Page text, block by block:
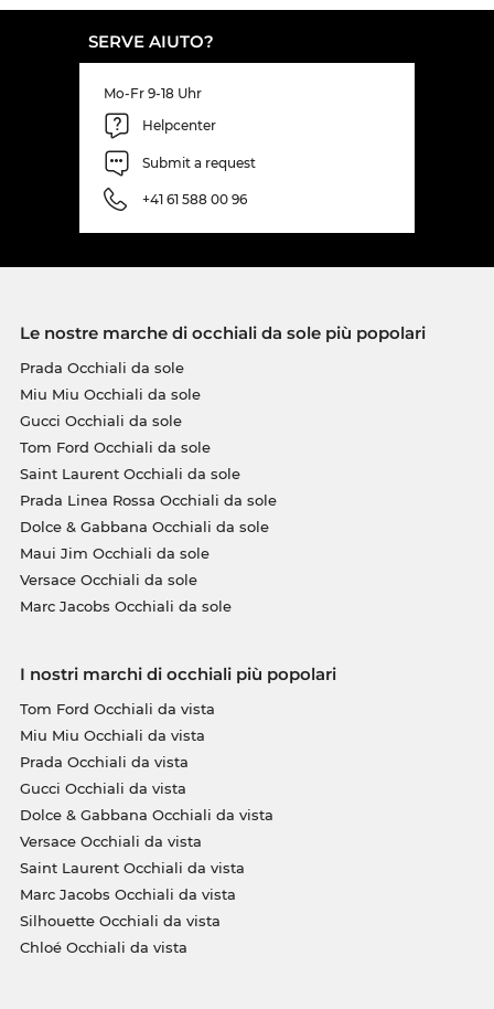
SERVE AIUTO?
Mo-Fr 9-18 Uhr
Helpcenter
Submit a request
+41 61 588 00 96
Le nostre marche di occhiali da sole più popolari
Prada Occhiali da sole
Miu Miu Occhiali da sole
Gucci Occhiali da sole
Tom Ford Occhiali da sole
Saint Laurent Occhiali da sole
Prada Linea Rossa Occhiali da sole
Dolce & Gabbana Occhiali da sole
Maui Jim Occhiali da sole
Versace Occhiali da sole
Marc Jacobs Occhiali da sole
I nostri marchi di occhiali più popolari
Tom Ford Occhiali da vista
Miu Miu Occhiali da vista
Prada Occhiali da vista
Gucci Occhiali da vista
Dolce & Gabbana Occhiali da vista
Versace Occhiali da vista
Saint Laurent Occhiali da vista
Marc Jacobs Occhiali da vista
Silhouette Occhiali da vista
Chloé Occhiali da vista